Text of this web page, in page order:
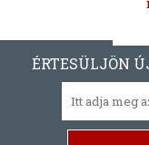
ÉRTESÜLJÖN